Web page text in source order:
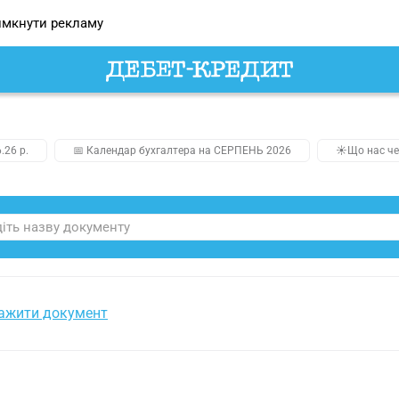
рекламу
р. 📅 Календар бухгалтера на СЕРПЕНЬ 2026 ☀️Що нас
документ